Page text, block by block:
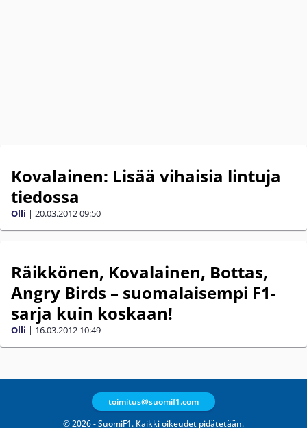
Kovalainen: Lisää vihaisia lintuja
tiedossa
Olli | 20.03.201209:50
Räikkönen, Kovalainen, Bottas,
Angry Birds – suomalaisempi F1-
sarja kuin koskaan!
Olli | 16.03.2012 10:49
© 2026 - SuomiF1. Kaikki oikeudet pidätetään.
toimitus@suomif1.com